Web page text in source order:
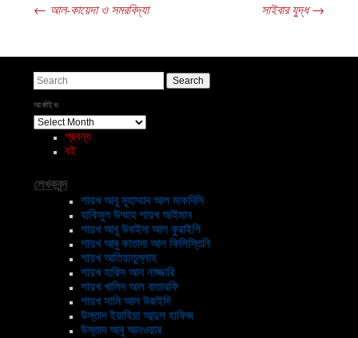
← আল-কায়েদা ও সমরবিদ্যা সাইবার যুদ্ধ→
Search
আর্কাইভ
আর্কাইভ
প্রবন্ধ
বই
লেখকবৃন্দ
শায়খ আবু মুহাম্মাদ আল মাকদিসি
হাকিমুল উম্মাহ শায়খ আইমান
শায়খ আবু উবাইদা আল কুরাইশি
শায়খ আবু কাতাদা আল ফিলিস্তিনি
শায়খ আতিয়াতুল্লাহ
শায়খ হারিস আন নাজ্জারি
শায়খ খালিদ আল বাতারফি
শায়খ সামি আল উরাইদি
উস্তাদ ইয়াহিয়া আব্দুল হাফিজ
উস্তাদ আবু আনওয়ার